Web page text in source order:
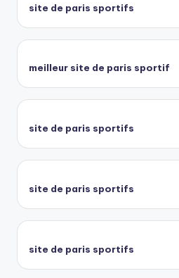
site de paris sportifs
meilleur site de paris sportif
site de paris sportifs
site de paris sportifs
site de paris sportifs